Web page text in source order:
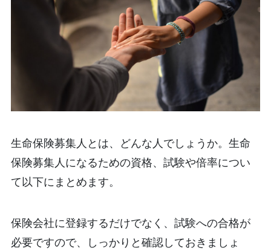
生命保険募集人とは、どんな人でしょうか。生命
保険募集人になるための資格、試験や倍率につい
て以下にまとめます。
保険会社に登録するだけでなく、試験への合格が
必要ですので、しっかりと確認しておきましょ